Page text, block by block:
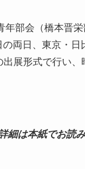
年部会（橋本晋
両日、東京・日
展形式で行い、
は本紙でお読み